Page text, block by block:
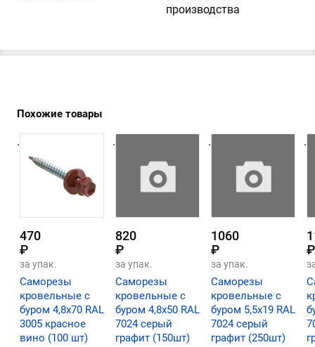
производства
Похожие товары
.
470
₽
за упак.
Саморезы
кровельные с
буром 4,8х70 RAL
3005 красное
вино (100 шт)
.
820
₽
за упак.
Саморезы
кровельные с
буром 4,8х50 RAL
7024 серый
графит (150шт)
.
1060
₽
за упак.
Саморезы
кровельные с
буром 5,5х19 RAL
7024 серый
графит (250шт)
.
₽